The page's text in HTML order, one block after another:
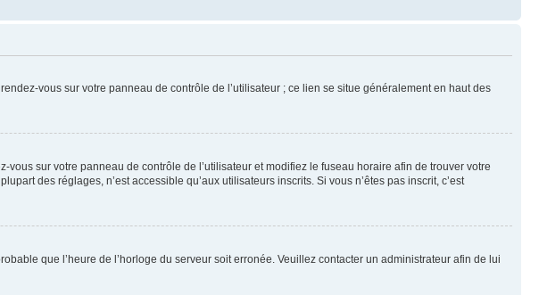
vous sur votre panneau de contrôle de l’utilisateur ; ce lien se situe généralement en haut des
sur votre panneau de contrôle de l’utilisateur et modifiez le fuseau horaire afin de trouver votre
des réglages, n’est accessible qu’aux utilisateurs inscrits. Si vous n’êtes pas inscrit, c’est
que l’heure de l’horloge du serveur soit erronée. Veuillez contacter un administrateur afin de lui